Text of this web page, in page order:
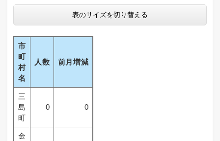
表のサイズを切り替える
市
町
村
名
人数 前月増減
三
島
町
0 0
金